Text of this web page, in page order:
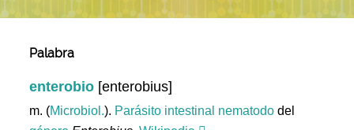
Palabra
enterobio [enterobius]
m. (Microbiol.). Parásito intestinal nematodo del